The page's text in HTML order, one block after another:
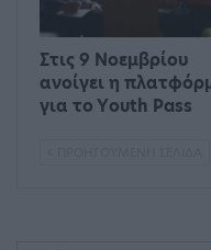
Στις 9 Νοεμβρίου
ανοίγει η
για το Υouth Pass